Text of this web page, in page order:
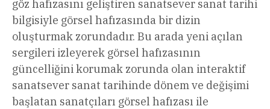
göz hafızasını geliştiren sanatsever sanat tarihi
bilgisiyle görsel hafızasında bir dizin
oluşturmak zorundadır. Bu arada yeni açılan
sergileri izleyerek görsel hafızasının
güncelliğini korumak zorunda olan interaktif
sanatsever sanat tarihinde dönem ve değişimi
başlatan sanatçıları görsel hafızası ile